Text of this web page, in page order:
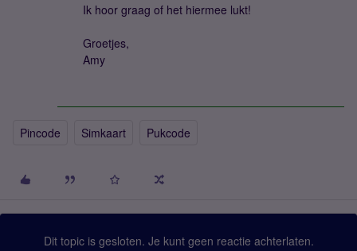
Ik hoor graag of het hiermee lukt!
Groetjes,
Amy
Pincode Simkaart Pukcode
Dit topic is gesloten. Je kunt geen reactie achterlaten.